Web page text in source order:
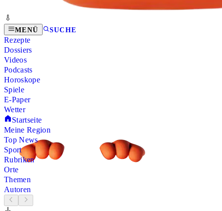
MENÜ SUCHE
Rezepte
Dossiers
Videos
Podcasts
Horoskope
Spiele
E-Paper
Wetter
Startseite
Meine Region
Top News
Sport
Rubriken
Orte
Themen
Autoren